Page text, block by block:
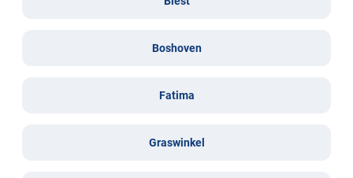
Boshoven
Fatima
Graswinkel